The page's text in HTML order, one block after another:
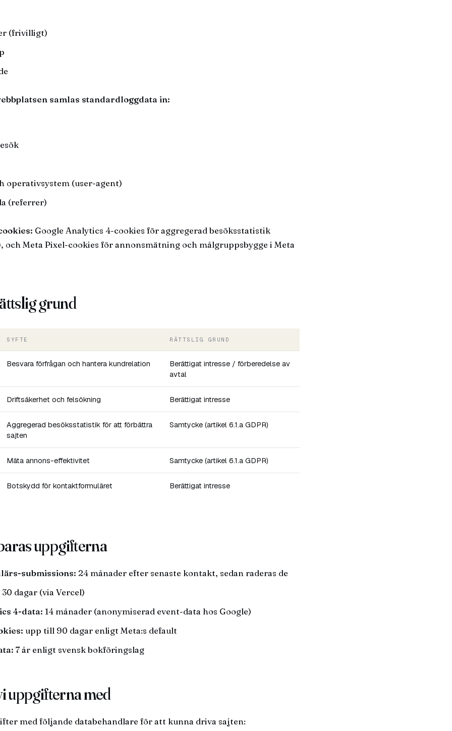
(frivilligt)
samlas standardloggdata in:
operativsystem (user-agent)
(referrer)
Google Analytics 4-cookies för aggregerad besöksstatistik
och Meta Pixel-cookies för annonsmätning och målgruppsbygge i Meta
grund
SYFTE RÄTTSLIG GRUND
Besvara förfrågan och hantera kundrelation
Berättigat intresse / förberedelse av
avtal
Driftsäkerhet och felsökning Berättigat intresse
Aggregerad besöksstatistik för att förbättra
sajten
Samtycke (artikel 6.1.a GDPR)
Mäta annons-effektivitet Samtycke (artikel 6.1.a GDPR)
Botskydd för kontaktformuläret Berättigat intresse
uppgifterna
submissions: 24 månader efter senaste kontakt, sedan raderas de
30 dagar (via Vercel)
4-data: 14 månader (anonymiserad event-data hos Google)
upp till 90 dagar enligt Meta:s default
7 år enligt svensk bokföringslag
uppgifterna med
med följande databehandlare för att kunna driva sajten: